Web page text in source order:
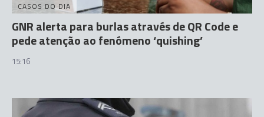
CASOS DO DIA
GNR alerta para burlas através de QR Code e
pede atenção ao fenómeno ‘quishing’
15:16